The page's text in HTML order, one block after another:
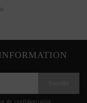
de confidentialité